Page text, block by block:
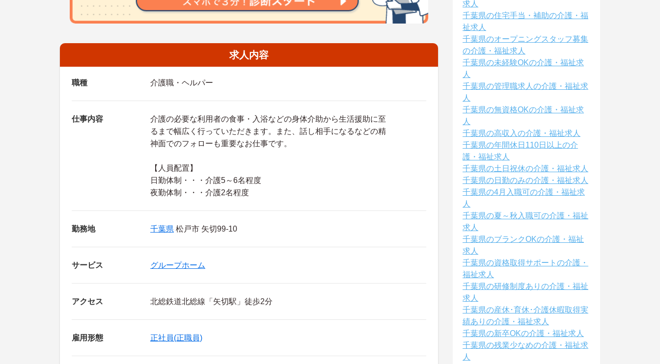
求人内容
職種 介護職・ヘルパー
仕事内容
介護の必要な利用者の食事・入浴などの身体介助から生活援助に至
るまで幅広く行っていただきます。また、話し相手になるなどの精
神面でのフォローも重要なお仕事です。
【人員配置】
日勤体制・・・介護5～6名程度
夜勤体制・・・介護2名程度
勤務地 千葉県 松戸市 矢切99-10
サービス グループホーム
アクセス 北総鉄道北総線「矢切駅」徒歩2分
雇用形態 正社員(正職員)
求人
千葉県の住宅手当・補助の介護・福
祉求人
千葉県のオープニングスタッフ募集
の介護・福祉求人
千葉県の未経験OKの介護・福祉求
人
千葉県の管理職求人の介護・福祉求
人
千葉県の無資格OKの介護・福祉求
人
千葉県の高収入の介護・福祉求人
千葉県の年間休日110日以上の介
護・福祉求人
千葉県の土日祝休の介護・福祉求人
千葉県の日勤のみの介護・福祉求人
千葉県の4月入職可の介護・福祉求
人
千葉県の夏～秋入職可の介護・福祉
求人
千葉県のブランクOKの介護・福祉
求人
千葉県の資格取得サポートの介護・
福祉求人
千葉県の研修制度ありの介護・福祉
求人
千葉県の産休･育休･介護休暇取得実
績ありの介護・福祉求人
千葉県の新卒OKの介護・福祉求人
千葉県の残業少なめの介護・福祉求
人